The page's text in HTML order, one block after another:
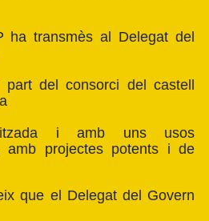
ha transmès al Delegat del
del consorci del castell
i amb uns usos
amb projectes potents i de
que el Delegat del Govern